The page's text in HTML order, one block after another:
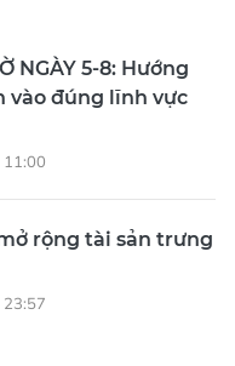
NGÀY 5-8: Hướng
vào đúng lĩnh vực
rộng tài sản trưng